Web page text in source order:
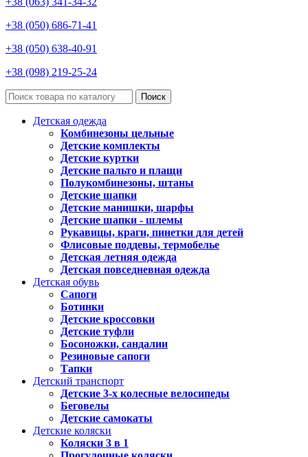
+38 (050) 686-71-41
+38 (050) 638-40-91
+38 (098) 219-25-24
Поиск
Детская одежда
Комбинезоны цельные
Детские комплекты
Детские куртки
Детские пальто и плащи
Полукомбинезоны, штаны
Детские шапки
Детские манишки, шарфы
Детские шапки - шлемы
Рукавицы, краги, пинетки для детей
Флисовые поддевы, термобелье
Детская летняя одежда
Детская повседневная одежда
Детская обувь
Сапоги
Ботинки
Детские кроссовки
Детские туфли
Босоножки, сандалии
Резиновые сапоги
Тапки
Детский транспорт
Детские 3-х колесные велосипеды
Беговелы
Детские самокаты
Детские коляски
Коляски 3 в 1